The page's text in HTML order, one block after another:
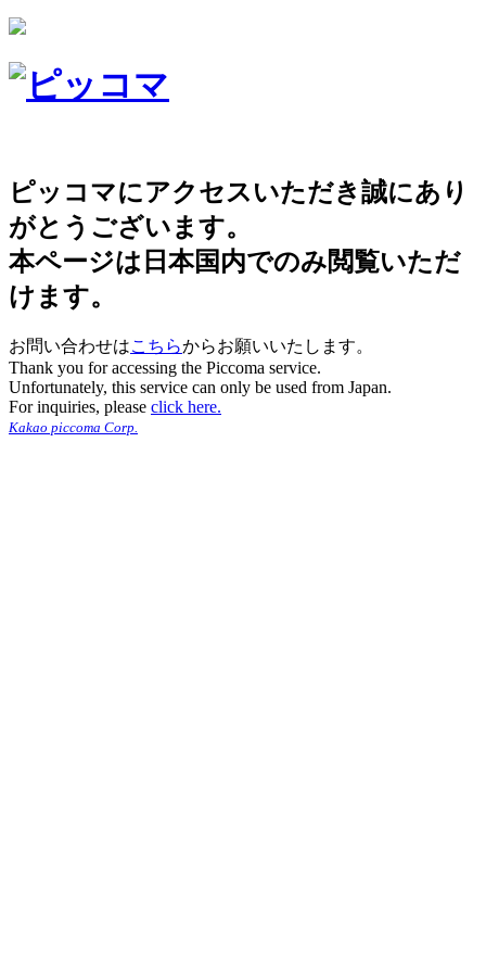
ピッコマにアクセスいただき誠にあり
がとうございます。
本ページは日本国内でのみ閲覧いただ
けます。
お問い合わせはこちらからお願いいたします。
Thank you for accessing the Piccoma service.
Unfortunately, this service can only be used from Japan.
For inquiries, please click here.
Kakao piccoma Corp.